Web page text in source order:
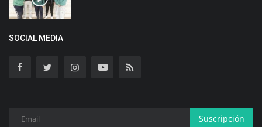
SOCIAL MEDIA
Suscripción